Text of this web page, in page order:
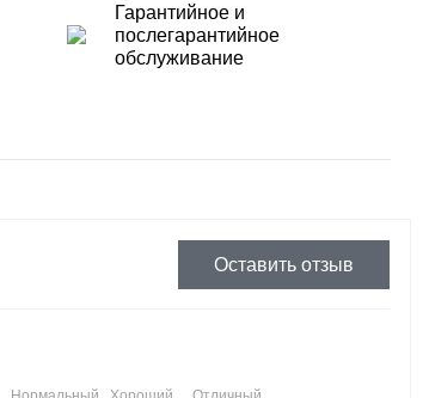
Гарантийное и
послегарантийное
обслуживание
Оставить отзыв